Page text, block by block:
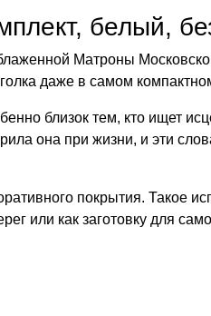
белый,
Матроны
даже в самом
близок тем, кто ищет
она при жизни, и эти
покрытия. Такое
или как заготовку для